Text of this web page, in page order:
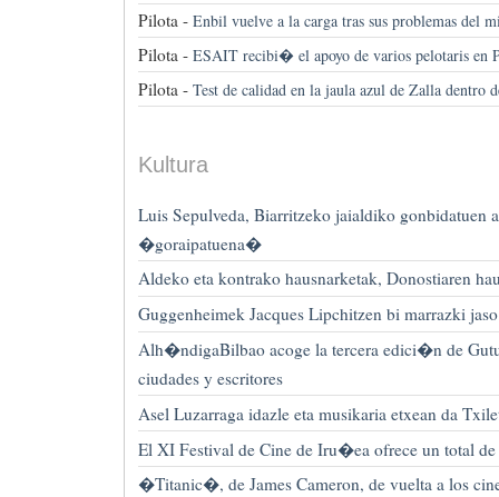
Pilota - Enbil vuelve a la carga tras sus problemas del
Pilota - ESAIT recibi� el apoyo de varios pelotaris en
Pilota - Test de calidad en la jaula azul de Zalla dentro
Kultura
Luis Sepulveda, Biarritzeko jaialdiko gonbidatuen
�goraipatuena�
Aldeko eta kontrako hausnarketak, Donostiaren
Guggenheimek Jacques Lipchitzen bi marrazki
Alh�ndigaBilbao acoge la tercera edici�n de
ciudades y escritores
Asel Luzarraga idazle eta musikaria etxean da
El XI Festival de Cine de Iru�ea ofrece un total
�Titanic�, de James Cameron, de vuelta a los